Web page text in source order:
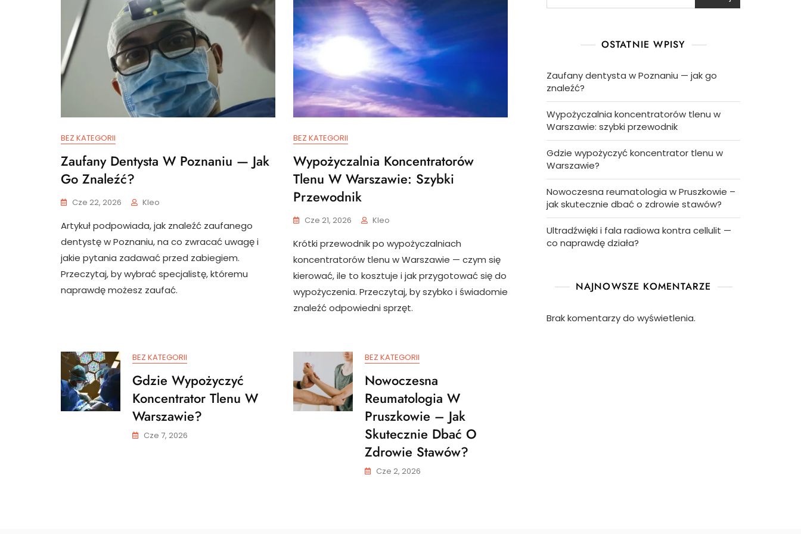
BEZ KATEGORII
Zaufany Dentysta W Poznaniu — Jak
Go Znaleźć?
Cze 22, 2026 Kleo
Artykuł podpowiada, jak znaleźć zaufanego
dentystę w Poznaniu, na co zwracać uwagę i
jakie pytania zadawać przed zabiegiem.
Przeczytaj, by wybrać specjalistę, któremu
naprawdę możesz zaufać.
BEZ KATEGORII
Wypożyczalnia Koncentratorów
Tlenu W Warszawie: Szybki
Przewodnik
Cze 21, 2026 Kleo
Krótki przewodnik po wypożyczalniach
koncentratorów tlenu w Warszawie — czym się
kierować, ile to kosztuje i jak przygotować się do
wypożyczenia. Przeczytaj, by szybko i świadomie
znaleźć odpowiedni sprzęt.
BEZ KATEGORII
Gdzie Wypożyczyć
Koncentrator Tlenu W
Warszawie?
Cze 7, 2026
BEZ KATEGORII
Nowoczesna
Reumatologia W
Pruszkowie – Jak
Skutecznie Dbać O
Zdrowie Stawów?
Cze 2, 2026
OSTATNIE WPISY
Zaufany dentysta w Poznaniu — jak go
znaleźć?
Wypożyczalnia koncentratorów tlenu w
Warszawie: szybki przewodnik
Gdzie wypożyczyć koncentrator tlenu w
Warszawie?
Nowoczesna reumatologia w Pruszkowie –
jak skutecznie dbać o zdrowie stawów?
Ultradźwięki i fala radiowa kontra cellulit —
co naprawdę działa?
NAJNOWSZE KOMENTARZE
Brak komentarzy do wyświetlenia.